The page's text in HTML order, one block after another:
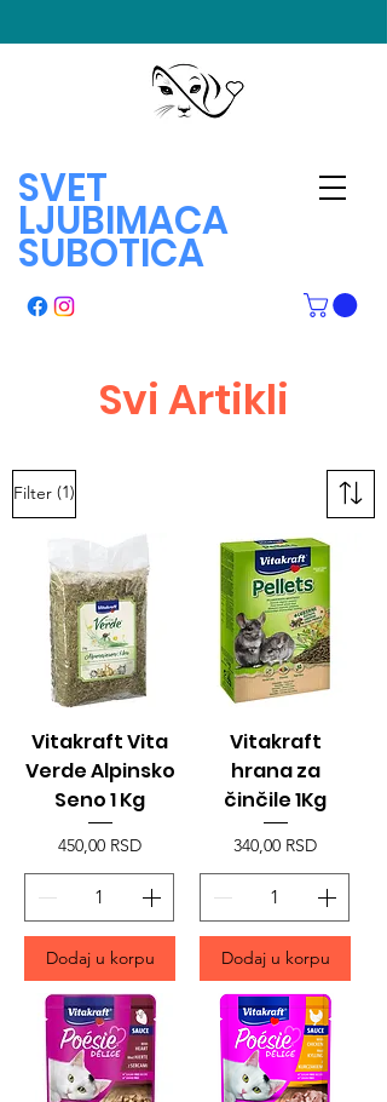
SVET
LJUBIMACA
SUBOTICA
Svi Artikli
Filter (1)
Vitakraft Vita
Verde Alpinsko
Seno 1 Kg
Price
450,00 RSD
Dodaj u korpu
Vitakraft
hrana za
činčile 1Kg
Price
340,00 RSD
Dodaj u korpu